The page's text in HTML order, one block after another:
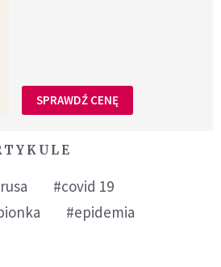
SPRAWDŹ CENĘ
#covid 19
#epidemia